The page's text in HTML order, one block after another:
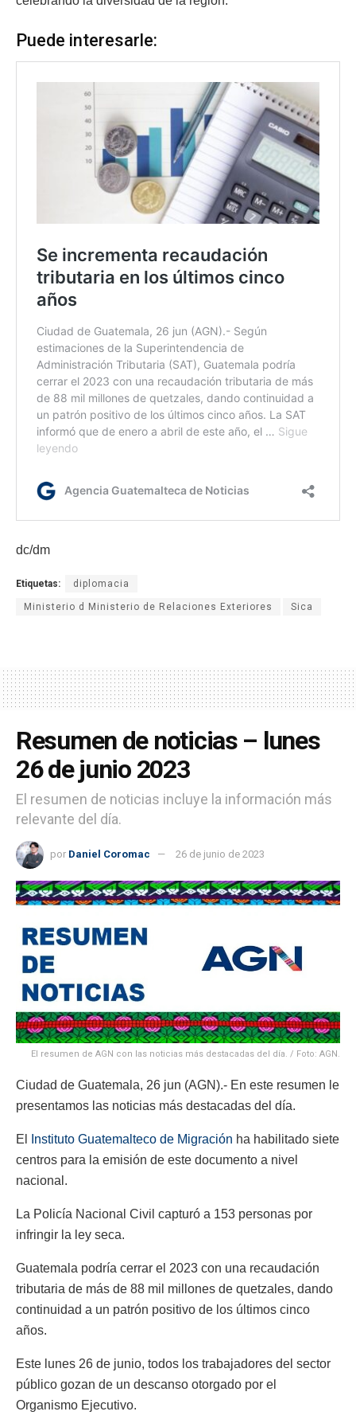
Puede interesarle:
dc/dm
Etiquetas: diplomacia
Ministerio d Ministerio de Relaciones Exteriores Sica
Resumen de noticias – lunes
26 de junio 2023
El resumen de noticias incluye la información más
relevante del día.
por Daniel Coromac 26 de junio de 2023
El resumen de AGN con las noticias más destacadas del día. / Foto: AGN.
Ciudad de Guatemala, 26 jun (AGN).- En este resumen le
presentamos las noticias más destacadas del día.
El Instituto Guatemalteco de Migración ha habilitado siete
centros para la emisión de este documento a nivel
nacional.
La Policía Nacional Civil capturó a 153 personas por
infringir la ley seca.
Guatemala podría cerrar el 2023 con una recaudación
tributaria de más de 88 mil millones de quetzales, dando
continuidad a un patrón positivo de los últimos cinco
años.
Este lunes 26 de junio, todos los trabajadores del sector
público gozan de un descanso otorgado por el
Organismo Ejecutivo.